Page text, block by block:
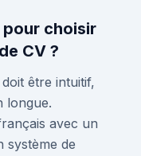
pour choisir
CV ?
être intuitif,
longue.
avec un
système de